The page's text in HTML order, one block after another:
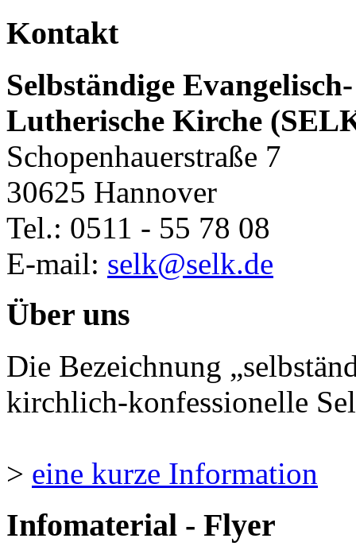
Kontakt
Selbständige Evangelisch-
Lutherische Kirche
Schopenhauerstraße 7
30625 Hannover
Tel.: 0511 - 55 78 08
E-mail: selk@selk.de
Über uns
Die Bezeichnung
kirchlich-konfessionelle
> eine kurze Information
Infomaterial - Flyer